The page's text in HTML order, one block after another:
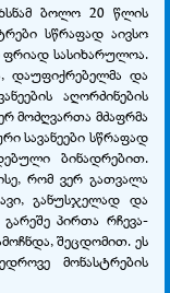
ბოლო 20 წლის
სწრაფად აივსო
ფრიად სასიხარულოა.
დაუფიქრებელმა და
აღორძინების
მოძღვართა მძაფრმა
სავანეები სწრაფად
ბინადრებით.
რომ ვერ გათვალა
განუსჯელად და
პირთა რჩევა-
შეცდომით. ეს
მონასტრების